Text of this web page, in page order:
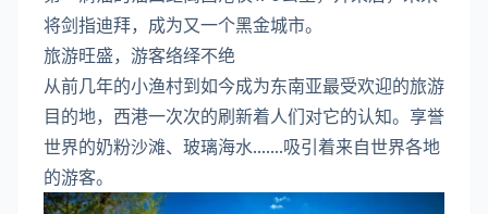
将剑指迪拜，成为又一个黑金城市。
旅游旺盛，游客络绎不绝
从前几年的小渔村到如今成为东南亚最受欢迎的旅游
目的地，西港一次次的刷新着人们对它的认知。享誉
世界的奶粉沙滩、玻璃海水.......吸引着来自世界各地
的游客。